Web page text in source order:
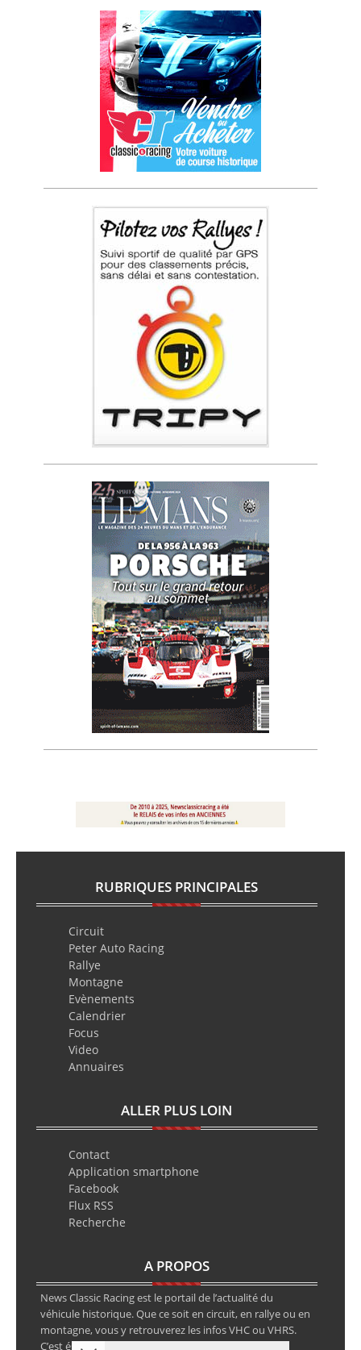
RUBRIQUES PRINCIPALES
Circuit
Peter Auto Racing
Rallye
Montagne
Evènements
Calendrier
Focus
Video
Annuaires
ALLER PLUS LOIN
Contact
Application smartphone
Facebook
Flux RSS
Recherche
A PROPOS
News Classic Racing est le portail de l’actualité du
véhicule historique. Que ce soit en circuit, en rallye ou en
montagne, vous y retrouverez les infos VHC ou VHRS.
C’est également le calendrier des épreuves ainsi que